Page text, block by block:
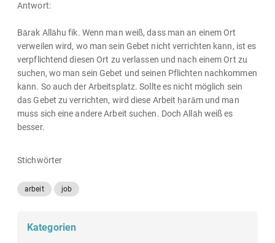
Antwort:
Bārak Allāhu fik. Wenn man weiß, dass man an einem Ort
verweilen wird, wo man sein Gebet nicht verrichten kann, ist es
verpflichtend diesen Ort zu verlassen und nach einem Ort zu
suchen, wo man sein Gebet und seinen Pflichten nachkommen
kann. So auch der Arbeitsplatz. Sollte es nicht möglich sein
das Gebet zu verrichten, wird diese Arbeit ḥarām und man
muss sich eine andere Arbeit suchen. Doch Allāh weiß es
besser.
Stichwörter
arbeit job
Kategorien